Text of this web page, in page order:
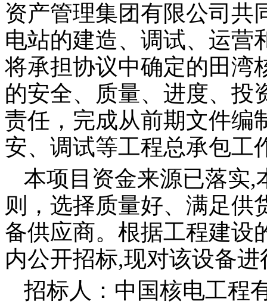
资产管理集团有限公司共
电站的建造、调试、运营
将承担协议中确定的田湾
的安全、质量、进度、投
责任，完成从前期文件编
安、调试等工程总承包工
本项目资金来源已落实,
则，选择质量好、满足供
备供应商。根据工程建设
内公开招标,现对该设备
招标人：中国核电工程